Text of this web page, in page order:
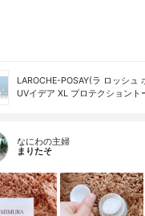
LAROCHE-POSAY(ラ ロッシュ
UVイデア XL プロテクショント
なにわの主婦
まりたそ